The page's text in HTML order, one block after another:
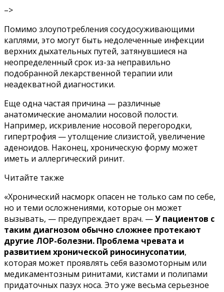
–>
Помимо злоупотребления сосудосуживающими
каплями, это могут быть недолеченные инфекции
верхних дыхательных путей, затянувшиеся на
неопределенный срок из-за неправильно
подобранной лекарственной терапии или
неадекватной диагностики.
Еще одна частая причина — различные
анатомические аномалии носовой полости.
Например, искривление носовой перегородки,
гипертрофия — утолщение слизистой, увеличение
аденоидов. Наконец, хроническую форму может
иметь и аллергический ринит.
Читайте также
«Хронический насморк опасен не только сам по себе,
но и теми осложнениями, которые он может
вызывать, — предупреждает врач. —У пациентов с
таким диагнозом обычно сложнее протекают
другие ЛОР-болезни. Проблема чревата и
развитием хронической риносинусопатии,
которая может проявлять себя вазомоторным или
медикаментозным ринитами, кистами и полипами
придаточных пазух носа. Это уже весьма серьезное